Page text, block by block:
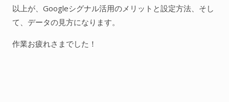
以上が、Googleシグナル活用のメリットと設定方法、そし
て、データの見方になります。
作業お疲れさまでした！